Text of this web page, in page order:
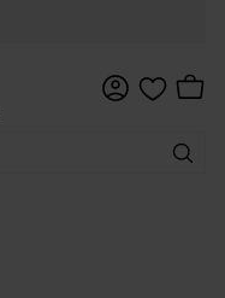
Favoritter